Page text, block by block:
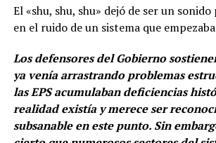
El «shu, shu, shu» dejó de ser un
en el ruido de un sistema que
Los defensores del Gobierno
ya venía arrastrando problemas
las EPS acumulaban deficiencias
realidad existía y merece ser
subsanable en este punto. Sin